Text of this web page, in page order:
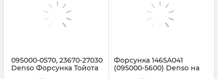
095000-0570, 23670-27030
Denso Форсунка Тойота
Форсунка 1465A041
(095000-5600) Denso на